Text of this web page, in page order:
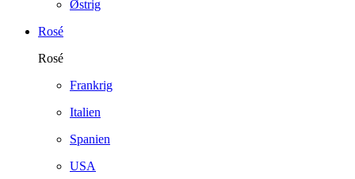
Østrig
Rosé
Rosé
Frankrig
Italien
Spanien
USA